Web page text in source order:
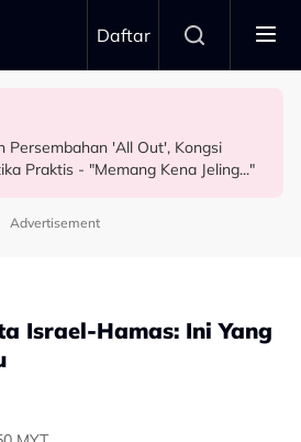
Daftar
Sze Wan Meninggal Dunia,
Soon”
Persembahan 'All Out', Kongsi
Praktis - "Memang Kena Jeling..."
Adzrin Adzhar 'Back-Up' Awie -
Yang..."
Anak Perempuan Kedua, Beri
Advertisement
Israel-Hamas: Ini Yang